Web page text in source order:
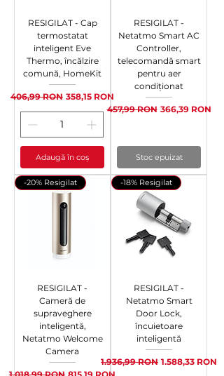
RESIGILAT - Cap
termostatat
inteligent Eve
Thermo, încălzire
comună, HomeKit
Preț normal
406,99 RON Preț redus
358,15 RON
Adaugă în coș
RESIGILAT -
Netatmo Smart AC
Controller,
telecomandă smart
pentru aer
condiționat
Preț normal
457,99 RON Preț redus
366,39 RON
Stoc epuizat
-20% Resigilat
RESIGILAT -
Cameră de
supraveghere
inteligentă,
Netatmo Welcome
Camera
Preț normal Preț redus
-18% Resigilat
RESIGILAT -
Netatmo Smart
Door Lock,
încuietoare
inteligentă
Preț normal
1.936,99 RON Preț redus
1.588,33 RON